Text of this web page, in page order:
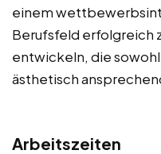
einem
Berufsfeld erfolgreich
entwickeln, die
ästhetisch
Arbeitszeiten